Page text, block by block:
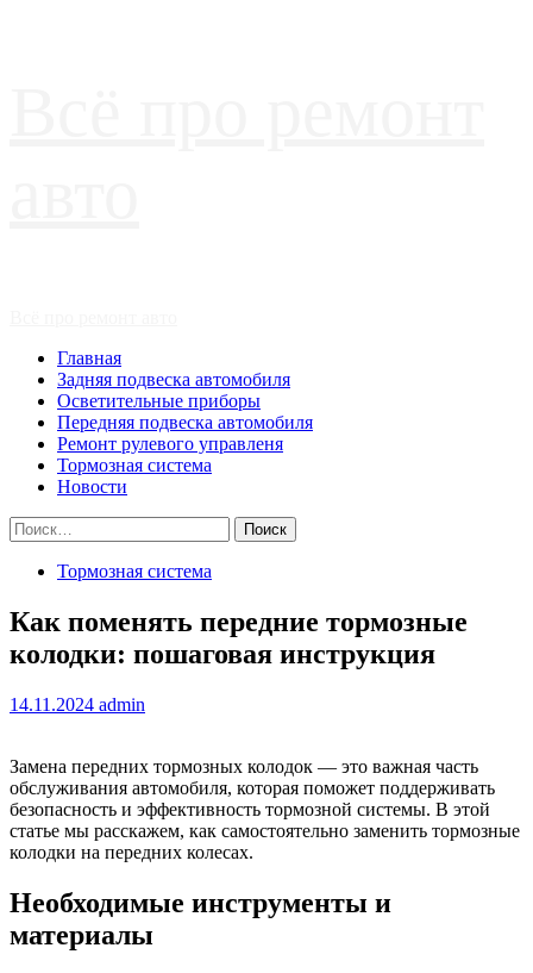
Главная
Задняя подвеска автомобиля
Осветительные приборы
Передняя подвеска автомобиля
Ремонт рулевого управленя
Тормозная система
Новости
Найти:
Тормозная система
Как поменять передние тормозные
колодки: пошаговая инструкция
14.11.2024 admin
Замена передних тормозных колодок — это важная часть
обслуживания автомобиля, которая поможет поддерживать
безопасность и эффективность тормозной системы. В этой
статье мы расскажем, как самостоятельно заменить тормозные
колодки на передних колесах.
Необходимые инструменты и
материалы